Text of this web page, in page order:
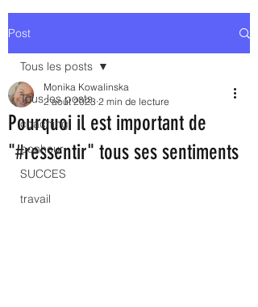
Post
Tous les posts
coaching
bonheur
SUCCES
travail
Tous les posts
Pourquoi il est important de
"#ressentir" tous ses sentiments
Monika Kowalinska
2 août 2023 2 min de lecture